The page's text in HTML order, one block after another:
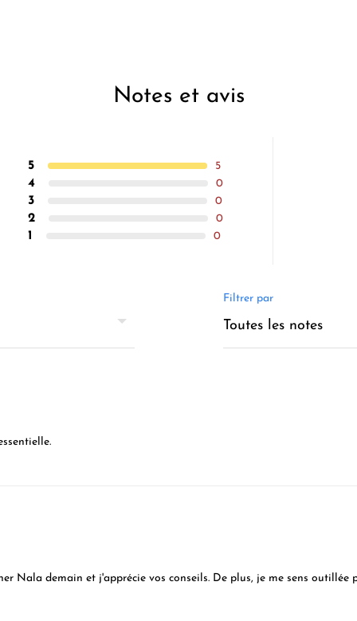
Notes et avis
5 5
4 0
3 0
2 0
1 0
Filtrer par
Nala demain et j'apprécie vos conseils. De plus, je me sens